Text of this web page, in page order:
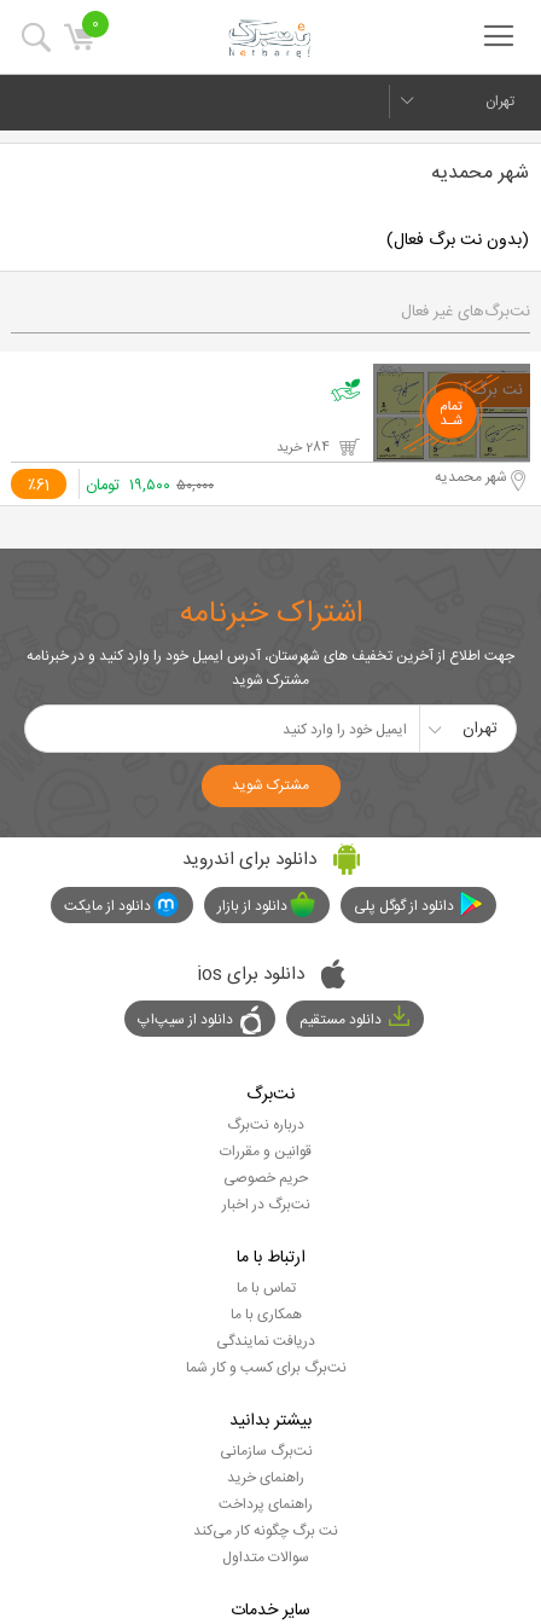
0
تهران
شهر محمدیه
(بدون نت برگ فعال)
نت‌برگ‌های غیر فعال
٪61 شهر محمدیه ۵۰,۰۰۰ ۱۹,۵۰۰ تومان
اشتراک خبرنامه
جهت اطلاع از آخرین تخفیف های شهرستان، آدرس ایمیل خود را وارد کنید و در خبرنامه
مشترک شوید
تهران
مشترک شوید
دانلود برای اندروید
دانلود از گوگل پلی دانلود از بازار دانلود از مایکت
دانلود برای ios
دانلود مستقیم دانلود از سیپ‌اپ
نت‌برگ
درباره نت‌برگ
قوانین و مقررات
حریم خصوصی
نت‌برگ در اخبار
ارتباط با ما
تماس با ما
همکاری با ما
دریافت نمایندگی
نت‌برگ برای کسب و کار شما
بیشتر بدانید
نت‌برگ سازمانی
راهنمای خرید
راهنمای پرداخت
نت برگ چگونه کار می‌کند
سوالات متداول
سایر خدمات